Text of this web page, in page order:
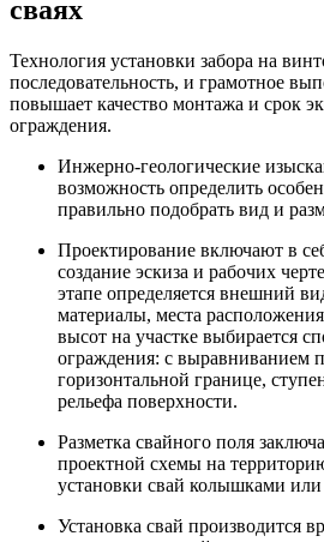
сваях
Технология установки забора на
последовательность, и грамотное
повышает качество монтажа и срок
ограждения.
Инжерно-геологические
возможность определить
правильно подобрать вид и
Проектирование включают в
создание эскиза и рабочих
этапе определяется внешний
материалы, места
высот на участке выбирается
ограждения: с выравниванием
горизонтальной границе,
рельефа поверхности.
Разметка свайного поля
проектной схемы на
установки свай колышками или
Установка свай производится